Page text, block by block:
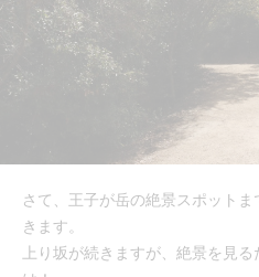
さて、王子が岳の絶景スポット
きます。
上り坂が続きますが、絶景を見